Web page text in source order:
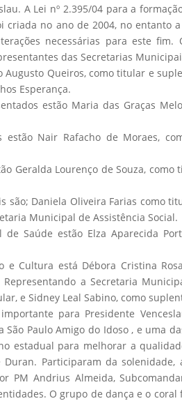
A Lei nº 2.395/04 para a
criada no ano de 2004, no entanto
necessárias para este fim.
das Secretarias
Queiros, como titular e
Esperança.
estão Maria das Graças
estão Nair Rafacho de Moraes,
Geralda Lourenço de Souza, como
são; Daniela Oliveira Farias como
Municipal de Assistência Social.
de Saúde estão Elza Aparecida
e Cultura está Débora Cristina
a Secretaria
e Sidney Leal Sabino, como
para Presidente
Paulo Amigo do Idoso , e uma
estadual para melhorar a
Participaram da solenidade,
PM Andrius Almeida,
O grupo de dança e o